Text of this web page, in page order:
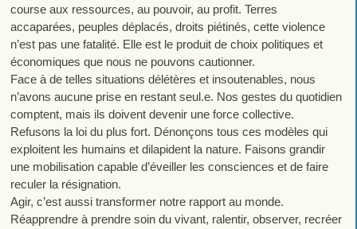
course aux ressources, au pouvoir, au profit. Terres
accaparées, peuples déplacés, droits piétinés, cette violence
n’est pas une fatalité. Elle est le produit de choix politiques et
économiques que nous ne pouvons cautionner.
Face à de telles situations délétères et insoutenables, nous
n’avons aucune prise en restant seul.e. Nos gestes du quotidien
comptent, mais ils doivent devenir une force collective.
Refusons la loi du plus fort. Dénonçons tous ces modèles qui
exploitent les humains et dilapident la nature. Faisons grandir
une mobilisation capable d’éveiller les consciences et de faire
reculer la résignation.
Agir, c’est aussi transformer notre rapport au monde.
Réapprendre à prendre soin du vivant, ralentir, observer, recréer